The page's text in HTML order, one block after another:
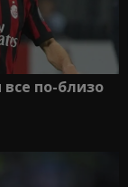
по-близо